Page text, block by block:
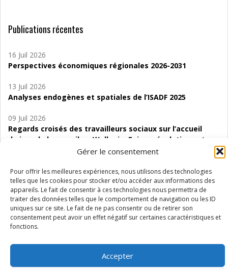
Gérer le consentement
Pour offrir les meilleures expériences, nous utilisons des technologies
telles que les cookies pour stocker et/ou accéder aux informations des
appareils. Le fait de consentir à ces technologies nous permettra de
traiter des données telles que le comportement de navigation ou les ID
uniques sur ce site. Le fait de ne pas consentir ou de retirer son
consentement peut avoir un effet négatif sur certaines caractéristiques et
fonctions.
Accepter
Publications récentes
16 Juil 2026
Perspectives économiques régionales 2026-2031
13 Juil 2026
Analyses endogènes et spatiales de l’ISADF 2025
09 Juil 2026
Regards croisés des travailleurs sociaux sur l’accueil
de jour de bas seuil en Wallonie. Enjeux, évolutions et
06 Juil 2026
Étude d’évaluabilité des Structures
d’accompagnement à l’autocréation d’emploi (SAACE)
01 Juil 2026
Pénurie du personnel infirmier :quels indicateurs
Wallonie ?